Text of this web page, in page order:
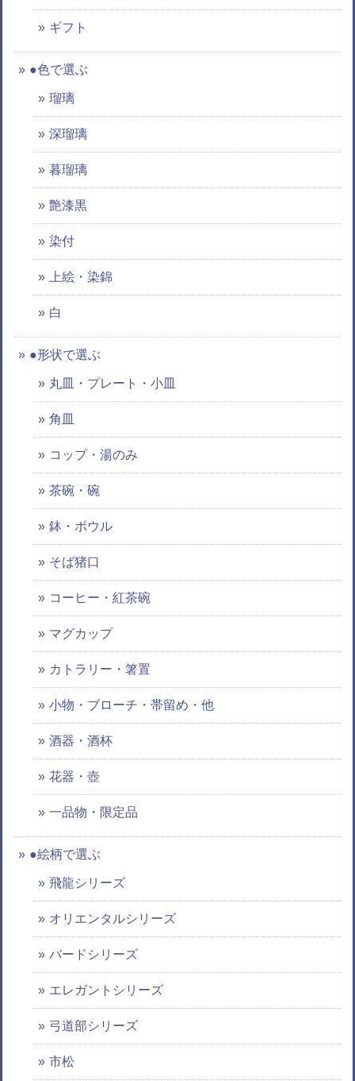
ギフト
●色で選ぶ
瑠璃
深瑠璃
暮瑠璃
艶漆黒
染付
上絵・染錦
白
●形状で選ぶ
丸皿・プレート・小皿
角皿
コップ・湯のみ
茶碗・碗
鉢・ボウル
そば猪口
コーヒー・紅茶碗
マグカップ
カトラリー・箸置
小物・ブローチ・帯留め・他
酒器・酒杯
花器・壺
一品物・限定品
●絵柄で選ぶ
飛龍シリーズ
オリエンタルシリーズ
バードシリーズ
エレガントシリーズ
弓道部シリーズ
市松